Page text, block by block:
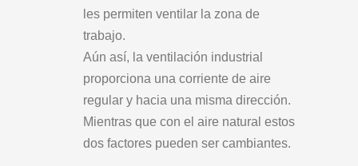
les permiten ventilar la zona de
trabajo.
Aún así, la ventilación industrial
proporciona una corriente de aire
regular y hacia una misma dirección.
Mientras que con el aire natural estos
dos factores pueden ser cambiantes.